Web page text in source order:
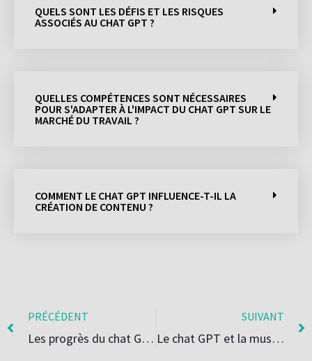
QUELS SONT LES DÉFIS ET LES RISQUES
ASSOCIÉS AU CHAT GPT ?
QUELLES COMPÉTENCES SONT NÉCESSAIRES
POUR S'ADAPTER À L'IMPACT DU CHAT GPT SUR LE
MARCHÉ DU TRAVAIL ?
COMMENT LE CHAT GPT INFLUENCE-T-IL LA
CRÉATION DE CONTENU ?
PRÉCÉDENT
Les progrès du chat GPT dans la traduction automatique
SUIVANT
Le chat GPT et la musique : composer des mélodies grâce à l’IA